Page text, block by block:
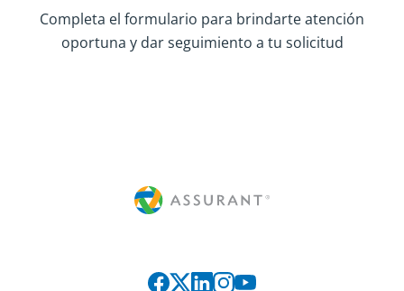
Completa el formulario para brindarte atención
oportuna y dar seguimiento a tu solicitud